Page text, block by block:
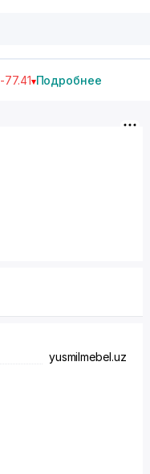
-77.41 Подробнее
yusmilmebel.uz